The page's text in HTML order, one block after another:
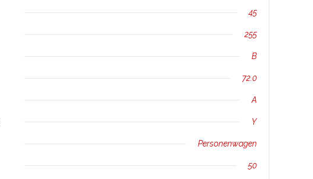
45
255
B
72.0
A
Y
Personenwagen
50